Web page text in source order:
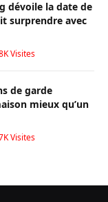
dévoile la date de
surprendre avec
Visites
de garde
mieux qu’un
Visites